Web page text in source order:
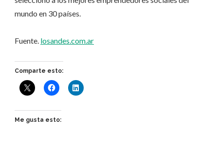
mundo en 30 países.
Fuente. losandes.com.ar
Comparte esto:
Me gusta esto: